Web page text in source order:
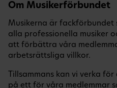
Om Musikerförbundet
Musikerna är fackförbundet
alla professionella musiker
att förbättra våra
arbetsrättsliga villkor.
Tillsammans kan vi verka
på ett för våra medlemmar